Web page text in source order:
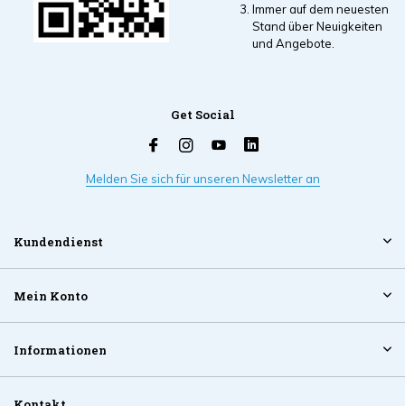
Immer auf dem neuesten
Stand über Neuigkeiten
und Angebote.
Get Social
Melden Sie sich für unseren Newsletter an
Kundendienst
Mein Konto
Informationen